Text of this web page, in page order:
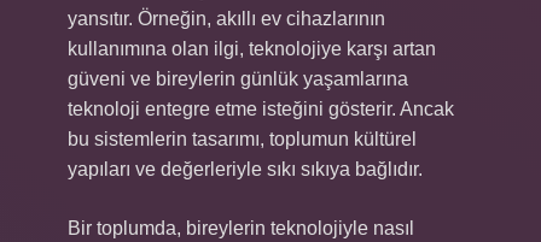
yansıtır. Örneğin, akıllı ev cihazlarının
kullanımına olan ilgi, teknolojiye karşı artan
güveni ve bireylerin günlük yaşamlarına
teknoloji entegre etme isteğini gösterir. Ancak
bu sistemlerin tasarımı, toplumun kültürel
yapıları ve değerleriyle sıkı sıkıya bağlıdır.
Bir toplumda, bireylerin teknolojiyle nasıl